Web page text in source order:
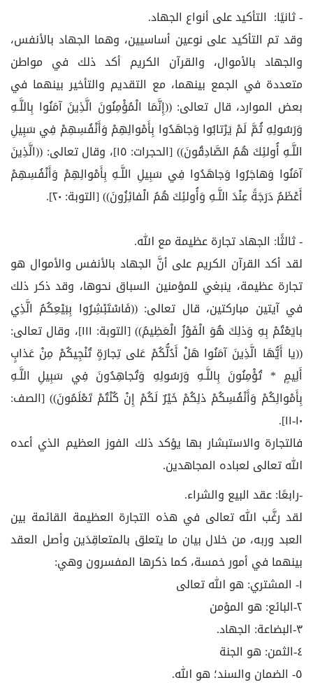
- ثانيًا: التأكيد على أنواع الجهاد.
وقد تم التأكيد على نوعين أساسيين، وهما الجهاد بالأنفس،
والجهاد بالأموال، والقرآن الكريم أكد ذلك في مواطن
متعددة في الجمع بينهما، مع التقديم والتأخير بينهما في
بعض الموارد، قال تعالى: ((إِنَّمَا الْمُؤْمِنُونَ الَّذِينَ آمَنُوا بِاللَّـهِ
وَرَسُولِهِ ثُمَّ لَمْ يَرْتابُوا وَجاهَدُوا بِأَمْوالِهِمْ وَأَنْفُسِهِمْ فِي سَبِيلِ
اللَّـهِ أُولئِكَ هُمُ الصَّادِقُونَ)) [الحجرات: ١٥]، وقال تعالى: ((الَّذِينَ
آمَنُوا وَهاجَرُوا وَجاهَدُوا فِي سَبِيلِ اللَّـهِ بِأَمْوالِهِمْ وَأَنْفُسِهِمْ
أَعْظَمُ دَرَجَةً عِنْدَ اللَّـهِ وَأُولئِكَ هُمُ الْفائِزُونَ)) [التوبة: ٢٠].
- ثالثًا: الجهاد تجارة عظيمة مع الله.
لقد أكد القرآن الكريم على أنَّ الجهاد بالأنفس والأموال هو
تجارة عظيمة، ينبغي للمؤمنين السباق نحوها، وقد ذكر ذلك
في آيتين مباركتين، قال تعالى: ((فَاسْتَبْشِرُوا بِبَيْعِكُمُ الَّذِي
بايَعْتُمْ بِهِ وَذلِكَ هُوَ الْفَوْزُ الْعَظِيمُ)) [التوبة: ١١١]، وقال تعالى:
((يا أَيُّهَا الَّذِينَ آمَنُوا هَلْ أَدُلُّكُمْ عَلى‏ تِجارَةٍ تُنْجِيكُمْ مِنْ عَذابٍ
أَلِيمٍ * تُؤْمِنُونَ بِاللَّـهِ وَرَسُولِهِ وَتُجاهِدُونَ فِي سَبِيلِ اللَّـهِ
بِأَمْوالِكُمْ وَأَنْفُسِكُمْ ذلِكُمْ خَيْرٌ لَكُمْ إِنْ كُنْتُمْ تَعْلَمُونَ)) [الصف:
١٠-١١].
فالتجارة والاستبشار بها يؤكد ذلك الفوز العظيم الذي أعده
الله تعالى لعباده المجاهدين.
-رابعًا: عقد البيع والشراء.
لقد رغَّب الله تعالى في هذه التجارة العظيمة القائمة بين
العبد وربه، من خلال بيان ما يتعلق بالمتعاقِدَين وأصل العقد
بينهما في أمور خمسة، كما ذكرها المفسرون وهي:
١- المشتري: هو الله تعالى
٢-البائع: هو المؤمن
٣-البضاعة: الجهاد.
٤-الثمن: هو الجنة
٥- الضمان والسند؛ هو الله.